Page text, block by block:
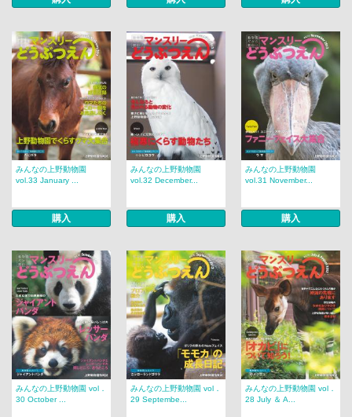
みんなの上野動物園
vol.33 January ...
購入
みんなの上野動物園
vol.32 December...
購入
みんなの上野動物園
vol.31 November...
購入
みんなの上野動物園 vol．
30 October ...
みんなの上野動物園 vol．
29 Septembe...
みんなの上野動物園 vol．
28 July ＆ A...